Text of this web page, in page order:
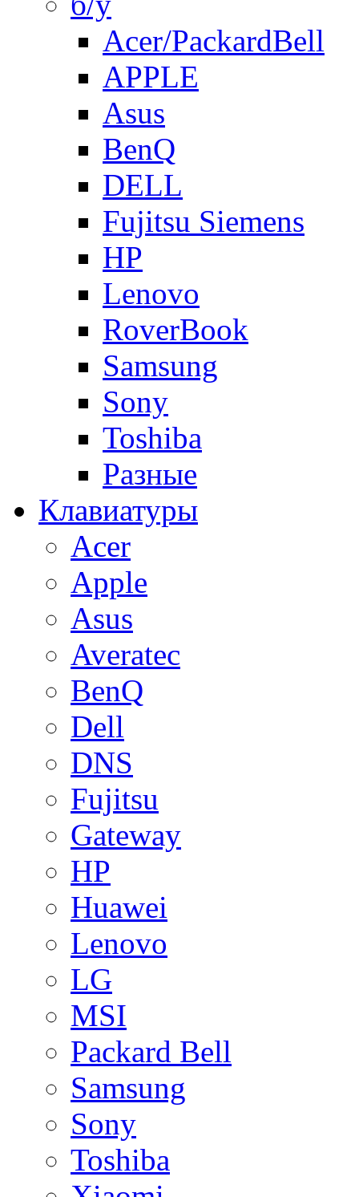
Acer/PackardBell
APPLE
Asus
BenQ
DELL
Fujitsu Siemens
HP
Lenovo
RoverBook
Samsung
Sony
Toshiba
Разные
Клавиатуры
Acer
Apple
Asus
Averatec
BenQ
Dell
DNS
Fujitsu
Gateway
HP
Huawei
Lenovo
LG
MSI
Packard Bell
Samsung
Sony
Toshiba